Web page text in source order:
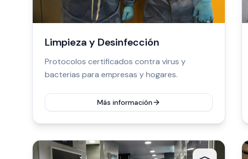
Limpieza y Desinfección
Protocolos certificados contra virus y
bacterias para empresas y hogares.
Más información